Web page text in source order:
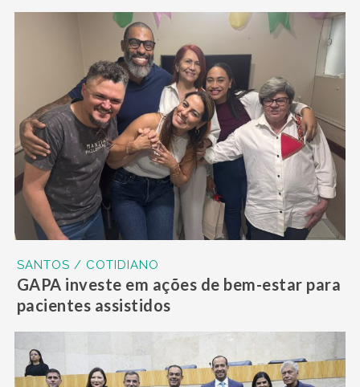
SANTOS / COTIDIANO
GAPA investe em ações de bem-estar para
pacientes assistidos